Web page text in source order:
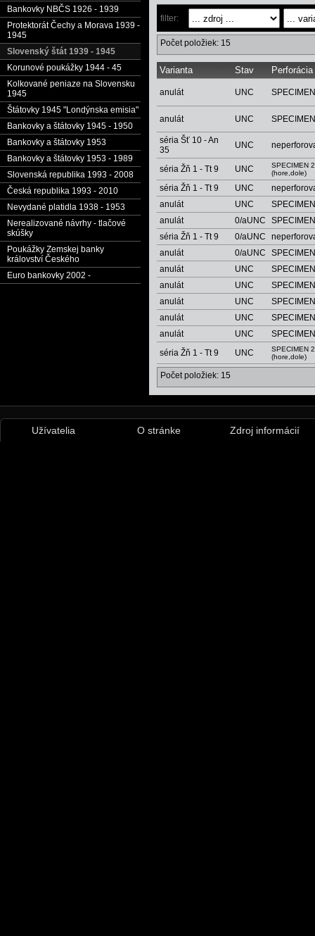
Bankovky NBČS 1926 - 1939
Protektorát Čechy a Morava 1939 -
1945
Slovenský štát 1939 - 1945
Korunové poukážky 1944 - 45
Kolkované peniaze na Slovensku
1945
Štátovky 1945 "Londýnska emisia"
Bankovky a štátovky 1945 - 1950
Bankovky a štátovky 1953
Bankovky a štátovky 1953 - 1989
Slovenská republika 1993 - 2008
Česká republika 1993 - 2010
Nevydané platidla 1938 - 1953
Nerealizované návrhy - tlačové
skúšky
Poukážky Zemskej banky
království Českého
Euro bankovky 2002 -
filter:
Počet položiek: 15
Varianta Stav Perforácia
anulát UNC SPECIMEN
anulát UNC SPECIMEN
séria Šť 10 - An
35
UNC
séria Žň 1 - Tt 9 UNC
SPECIMEN
(hore,dole)
séria Žň 1 - Tt 9 UNC
anulát
UNC
SPECIMEN
anulát
0/aUNC
SPECIMEN
séria Žň 1 - Tt 9
0/aUNC
anulát
0/aUNC
SPECIMEN
anulát
UNC
SPECIMEN
anulát
UNC
SPECIMEN
anulát
UNC
SPECIMEN
anulát
UNC
SPECIMEN
anulát
UNC
SPECIMEN
séria Žň 1 - Tt 9
UNC
SPECIMEN
(hore,dole)
Počet položiek: 15
Užívatelia O stránke Zdroj informácií